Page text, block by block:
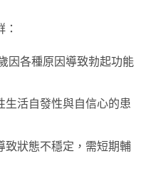
因各種原因導致勃起功能
生活自發性與自信心的患
致狀態不穩定，需短期輔